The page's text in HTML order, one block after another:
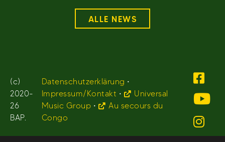
ALLE NEWS
(c)
2020-
26
BAP.
Datenschutzerklärung •
Impressum/Kontakt •
Universal
Music Group •
Au secours du
Congo